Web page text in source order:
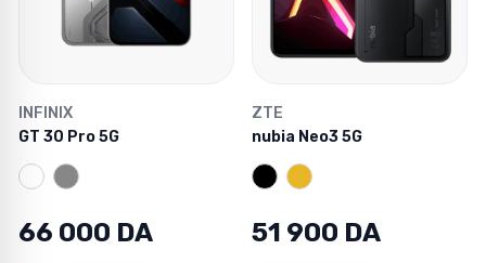
INFINIX
GT 30 Pro 5G
66 000 DA
ZTE
nubia Neo3 5G
51 900 DA